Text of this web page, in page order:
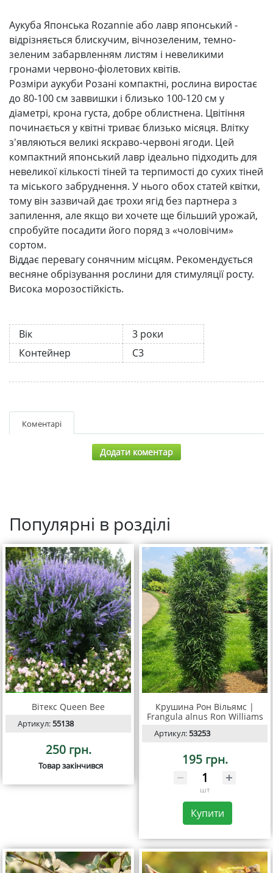
Аукуба Японська Rozannie або лавр японський -
відрізняється блискучим, вічнозеленим, темно-
зеленим забарвленням листям і невеликими
гронами червоно-фіолетових квітів.
Розміри аукуби Розані компактні, рослина виростає
до 80-100 см заввишки і близько 100-120 см у
діаметрі, крона густа, добре облистнена. Цвітіння
починається у квітні триває близько місяця. Влітку
з'являються великі яскраво-червоні ягоди. Цей
компактний японський лавр ідеально підходить для
невеликої кількості тіней та терпимості до сухих тіней
та міського забруднення. У нього обох статей квітки,
тому він зазвичай дає трохи ягід без партнера з
запилення, але якщо ви хочете ще більший урожай,
спробуйте посадити його поряд з «чоловічим»
сортом.
Віддає перевагу сонячним місцям. Рекомендується
весняне обрізування рослини для стимуляції росту.
Висока морозостійкість.
Вік
3 роки
Контейнер
С3
Коментарі
Додати коментар
Популярні в розділі
Вітекс Queen Bee
Артикул:55138
250 грн.
Товар закінчився
Крушина Рон Вільямс |
Frangula alnus Ron Williams
Артикул:53253
195 грн.
шт
Купити